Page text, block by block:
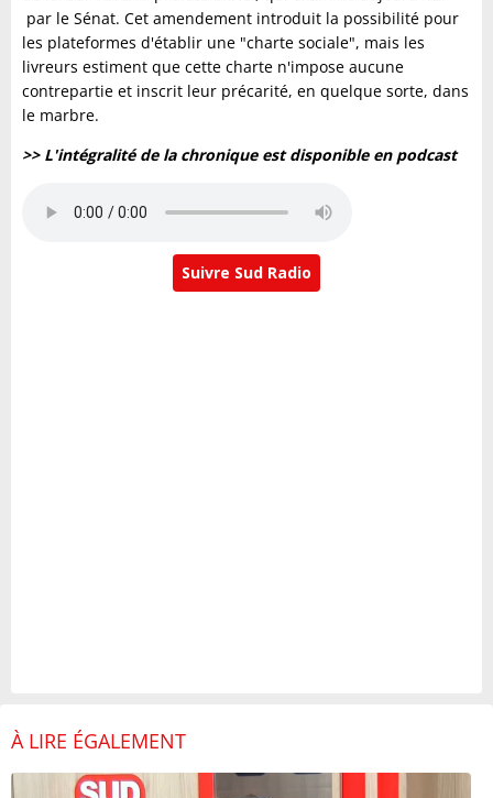
par le Sénat. Cet amendement introduit la possibilité pour
les plateformes d'établir une "charte sociale", mais les
livreurs estiment que cette charte n'impose aucune
contrepartie et inscrit leur précarité, en quelque sorte, dans
le marbre.
>> L'intégralité de la chronique est disponible en podcast
Suivre Sud Radio
À LIRE ÉGALEMENT